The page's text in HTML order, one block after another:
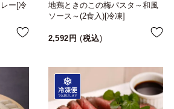
ー[冷
地鶏ときのこの梅パスタ～和風
ソース～(2食入)[冷凍]
2,592 税込